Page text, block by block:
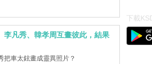
李凡秀、韓孝周互畫彼此，結果
車太鉉畫成靈異照片？
下載